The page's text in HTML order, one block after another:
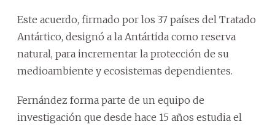
Este acuerdo, firmado por los 37 países del Tratado
Antártico, designó a la Antártida como reserva
natural, para incrementar la protección de su
medioambiente y ecosistemas dependientes.
Fernández forma parte de un equipo de
investigación que desde hace 15 años estudia el